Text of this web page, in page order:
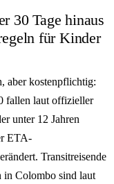
30 Tage hinaus
für Kinder
aber kostenpflichtig:
fallen laut offizieller
unter 12 Jahren
ETA-
Transitreisende
in Colombo sind laut